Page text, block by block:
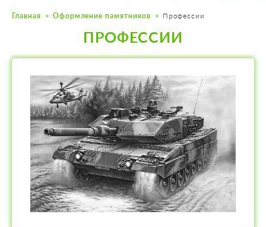
Пн. — Пт. с 10:00 до 19:00
Воскресенье по договор.
Главная Оформление памятников Профессии
ПРОФЕССИИ